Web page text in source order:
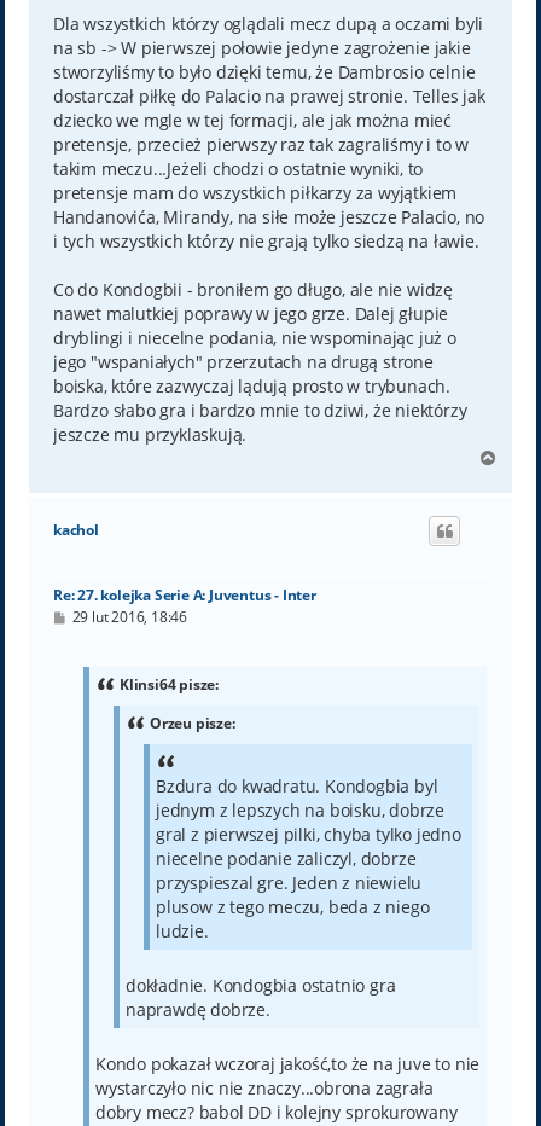
t
Dla wszystkich którzy oglądali mecz dupą a oczami byli
na sb -> W pierwszej połowie jedyne zagrożenie jakie
stworzyliśmy to było dzięki temu, że Dambrosio celnie
dostarczał piłkę do Palacio na prawej stronie. Telles jak
dziecko we mgle w tej formacji, ale jak można mieć
pretensje, przecież pierwszy raz tak zagraliśmy i to w
takim meczu...Jeżeli chodzi o ostatnie wyniki, to
pretensje mam do wszystkich piłkarzy za wyjątkiem
Handanovića, Mirandy, na siłe może jeszcze Palacio, no
i tych wszystkich którzy nie grają tylko siedzą na ławie.
Co do Kondogbii - broniłem go długo, ale nie widzę
nawet malutkiej poprawy w jego grze. Dalej głupie
dryblingi i niecelne podania, nie wspominając już o
jego "wspaniałych" przerzutach na drugą strone
boiska, które zazwyczaj lądują prosto w trybunach.
Bardzo słabo gra i bardzo mnie to dziwi, że niektórzy
jeszcze mu przyklaskują.
g
kachol
Re: 27. kolejka Serie A: Juventus - Inter
P29 lut 2016, 18:46
Klinsi64 pisze:
Orzeu pisze:
Bzdura do kwadratu. Kondogbia byl
jednym z lepszych na boisku, dobrze
gral z pierwszej pilki, chyba tylko jedno
niecelne podanie zaliczyl, dobrze
przyspieszal gre. Jeden z niewielu
plusow z tego meczu, beda z niego
ludzie.
dokładnie. Kondogbia ostatnio gra
naprawdę dobrze.
Kondo pokazał wczoraj jakość,to że na juve to nie
wystarczyło nic nie znaczy...obrona zagrała
dobry mecz? babol DD i kolejny sprokurowany